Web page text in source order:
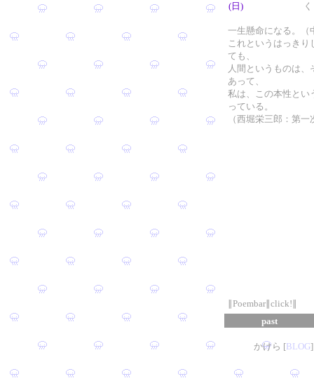
(日)
一生懸命になる。（
これというはっきり
ても、
人間というものは
あって、
私は、この本性とい
っている。
（西堀栄三郎：第
∥Poembar∥click!∥
past
かけら [BLOG